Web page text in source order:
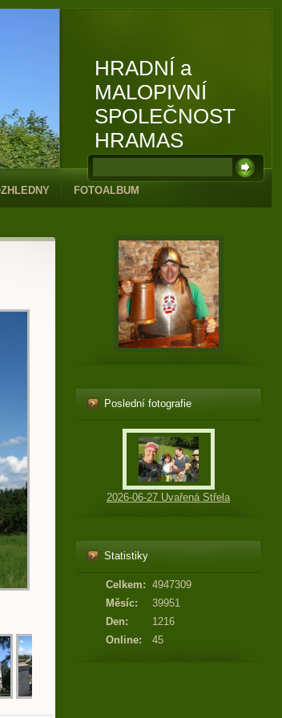
HRADNÍ a
MALOPIVNÍ
SPOLEČNOST
HRAMAS
FOTOALBUM
Poslední fotografie
2026-06-27 Uvařená Střela
Statistiky
Online: 45
Celkem: 4947309
Měsíc:
39951
Den:
1216